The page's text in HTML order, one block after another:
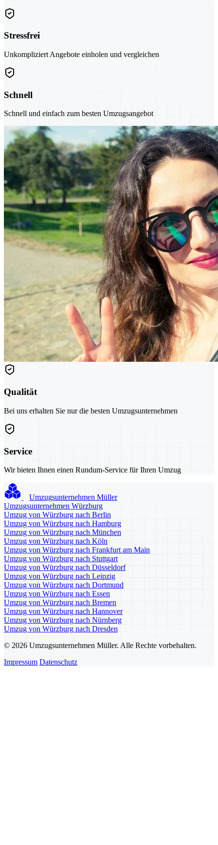
Stressfrei
Unkompliziert Angebote einholen und vergleichen
Schnell
Schnell und einfach zum besten Umzugsangebot
Qualität
Bei uns erhalten Sie nur die besten Umzugsunternehmen
Service
Wir bieten Ihnen einen Rundum-Service für Ihren Umzug
Umzugsunternehmen Müller
Umzugsunternehmen Würzburg
Umzug von Würzburg nach Berlin
Umzug von Würzburg nach Hamburg
Umzug von Würzburg nach München
Umzug von Würzburg nach Köln
Umzug von Würzburg nach Frankfurt am Main
Umzug von Würzburg nach Stuttgart
Umzug von Würzburg nach Düsseldorf
Umzug von Würzburg nach Leipzig
Umzug von Würzburg nach Dortmund
Umzug von Würzburg nach Essen
Umzug von Würzburg nach Bremen
Umzug von Würzburg nach Hannover
Umzug von Würzburg nach Nürnberg
Umzug von Würzburg nach Dresden
© 2026 Umzugsunternehmen Müller. Alle Rechte vorbehalten.
Impressum Datenschutz